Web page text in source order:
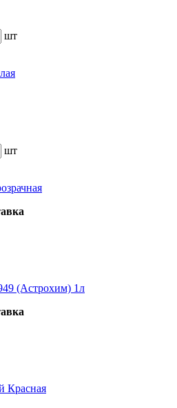
шт
шт
(Астрохим) 1л
Красная